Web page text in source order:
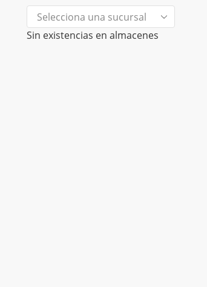
Sin existencias en almacenes